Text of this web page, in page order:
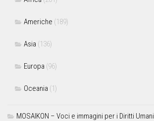
Americhe (189)
Asia (136)
Europa (96)
Oceania (1)
MOSAIKON – Voci e immagini per i Diritti Umani